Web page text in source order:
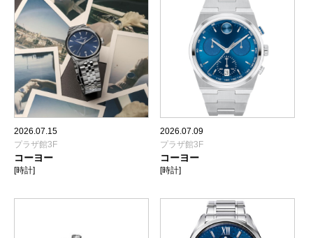
2026.07.15
プラザ館3F
コーヨー
[時計]
2026.07.09
プラザ館3F
コーヨー
[時計]